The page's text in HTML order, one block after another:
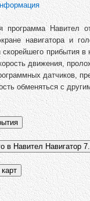
программа Навител
навигатора и
прибытия в
движения,
датчиков,
обменяться с